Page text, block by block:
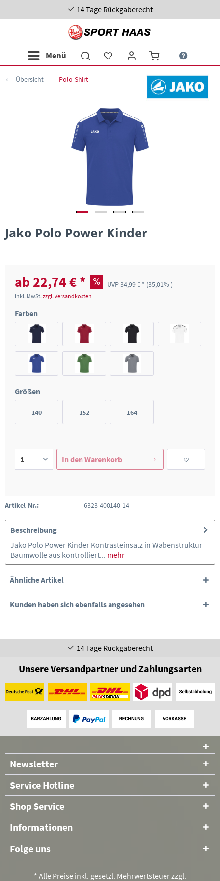
14 Tage Rückgaberecht
Menü
Übersicht Polo-Shirt
Jako Polo Power Kinder
ab 22,74 € * UVP 34,99 € * (35,01% )
inkl. MwSt. zzgl. Versandkosten
Farben
Größen
140 152 164
In den Warenkorb
Artikel-Nr.: 6323-400140-14
Beschreibung
Jako Polo Power Kinder Kontrasteinsatz in Wabenstruktur
Baumwolle aus kontrolliert... mehr
Ähnliche Artikel
Kunden haben sich ebenfalls angesehen
14 Tage Rückgaberecht
Unsere Versandpartner und Zahlungsarten
Newsletter
Service Hotline
Shop Service
Informationen
Folge uns
* Alle Preise inkl. gesetzl. Mehrwertsteuer zzgl.